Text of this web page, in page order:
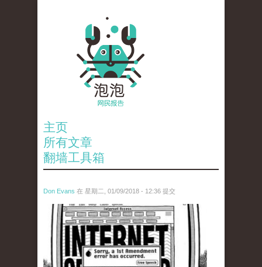
主页
所有文章
翻墙工具箱
Don Evans 在 星期二, 01/09/2018 - 12:36 提交
wechatimg866.jpeg